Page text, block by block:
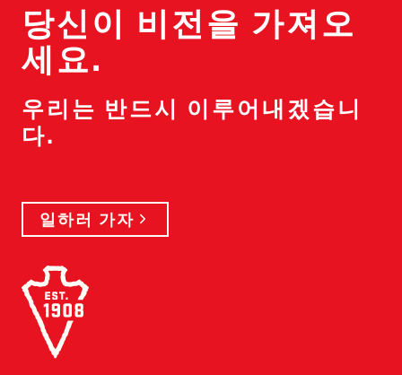
당신이 비전을 가져오
세요.
우리는 반드시 이루어내겠습니
다.
일하러 가자